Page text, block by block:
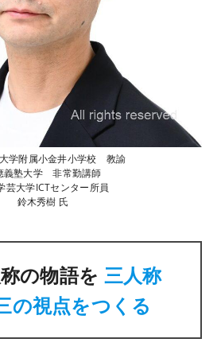
学附属小金井小学校 教諭
義塾大学 非常勤講師
芸大学ICTセンター所員
鈴木秀樹 氏
の物語を 三人称
の視点をつくる